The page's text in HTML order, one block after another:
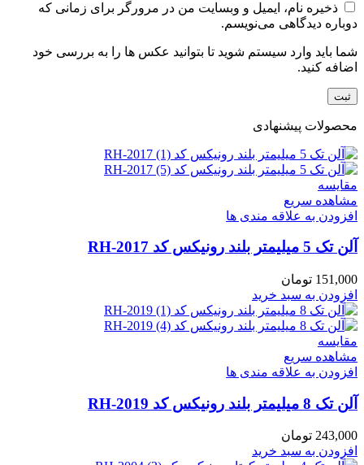
ذخیره نام، ایمیل و وبسایت من در مرورگر برای زمانی که
دوباره دیدگاهی می‌نویسم.
شما باید وارد سیستم شوید تا بتوانید عکس ها را به بررسی خود
اضافه کنید.
محصولات پیشنهادی
مقایسه
مشاهده سریع
افزودن به علاقه مندی ها
آلن تک 5 میلیمتر بلند رونیکس کد RH-2017
151,000 تومان
افزودن به سبد خرید
مقایسه
مشاهده سریع
افزودن به علاقه مندی ها
آلن تک 8 میلیمتر بلند رونیکس کد RH-2019
243,000 تومان
افزودن به سبد خرید